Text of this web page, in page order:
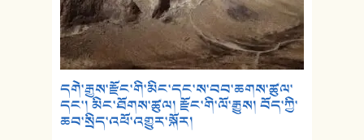
དགེ་རྒྱས་རྫོང་གི་མིང་དང་ས་བབ་ཆགས་ཚུལ་
དང་། མིང་ཐོགས་ཚུལ། རྫོང་གི་ལོ་རྒྱུས། བོད་ཀྱི་
ཆབ་སྲིད་འཕོ་འགྱུར་སྐོར།